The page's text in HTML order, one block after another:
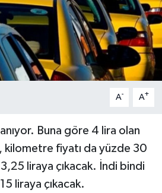
A- A+
Buna göre 4 lira olan
kilometre fiyatı da yüzde 30
liraya çıkacak. İndi bindi
liraya çıkacak.